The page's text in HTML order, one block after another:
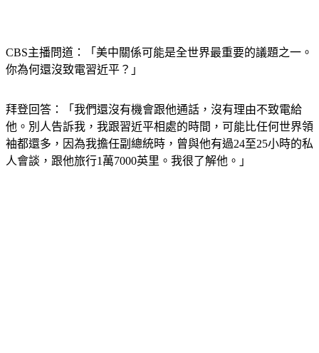
你為何還沒致電習近平？」
他。別人告訴我，我跟習近平相處的時間，可能比任何世界領
袖都還多，因為我擔任副總統時，曾與他有過24至25小時的私
人會談，跟他旅行1萬7000英里。我很了解他。」